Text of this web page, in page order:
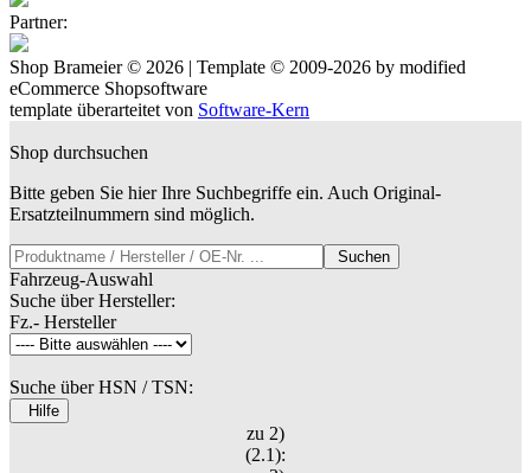
Partner:
Shop Brameier © 2026 | Template © 2009-2026 by modified
eCommerce Shopsoftware
template überarteitet von Software-Kern
Shop durchsuchen
Bitte geben Sie hier Ihre Suchbegriffe ein. Auch Original-
Ersatzteilnummern sind möglich.
Suchen
Fahrzeug-Auswahl
Suche über Hersteller:
Fz.- Hersteller
Suche über HSN / TSN:
Hilfe
zu 2)
(2.1):